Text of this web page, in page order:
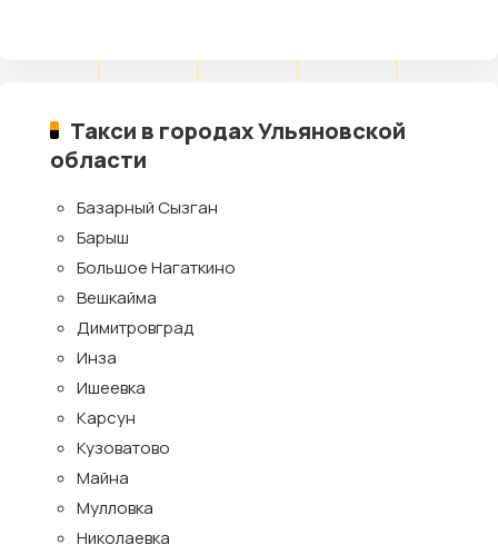
Такси в городах Ульяновской
области
Базарный Сызган
Барыш
Большое Нагаткино
Вешкайма
Димитровград
Инза
Ишеевка
Карсун
Кузоватово
Майна
Мулловка
Николаевка